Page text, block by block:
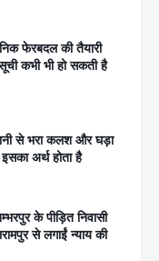
फेरबदल की तैयारी
कभी भी हो सकती है
से भरा कलश और घड़ा
अर्थ होता है
के पीड़ित निवासी
से लगाईं न्याय की